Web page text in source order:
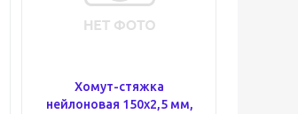
Хомут-стяжкa
нeйлонoвая 150x2,5 мм,